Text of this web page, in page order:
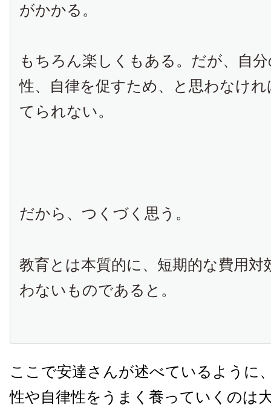
がかかる。
もちろん楽しくもある。だが、自
性、自律を促すため、と思わなけ
てられない。
だから、つくづく思う。
教育とは本質的に、短期的な費用対
わないものであると。
ここで安達さんが述べているように
性や自律性をうまく養っていくのは